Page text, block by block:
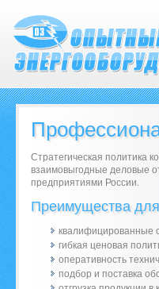
Стратегическая политика
взаимовыгодные деловые
предприятиями России.
Преимущества
квалифицированные
гибкая ценовая
оперативность
подбор и поставка